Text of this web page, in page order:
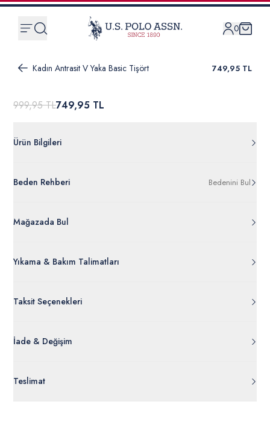
0
Kadın Antrasit V Yaka Basic Tişört 749,95 TL
999,95 TL749,95 TL
Ürün Bilgileri
%95 Modal %5 Elastan - Spandeks
Ürün Bilgileri Ayrıntılarını Görüntüle
Beden Rehberi Bedenini Bul
Mağazada Bul
Yıkama & Bakım Talimatları
Taksit Seçenekleri
İade & Değişim
açılmamış ürünlerde
Teslimat